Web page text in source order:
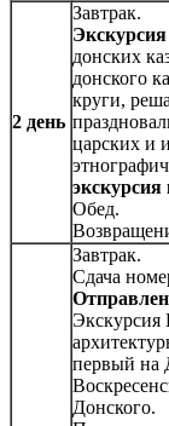
2 день
Завтрак.
донских
донского
круги,
царских и
экскурсия
Обед.
Завтрак.
Сдача
Экскурсия
первый на
Донского.